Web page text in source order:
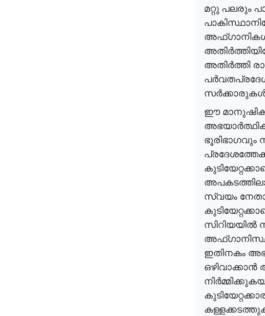
മറ്റു പലരും
അതിർത്തി
ഈ
ഭൂരിഭാഗവും
സ്വയം
സിറിയയിൽ
ഇതിനകം
ഒഴിവാക്കാൻ